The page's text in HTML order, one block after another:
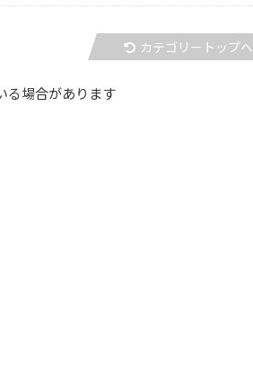
カテゴリートップへ
る場合があります